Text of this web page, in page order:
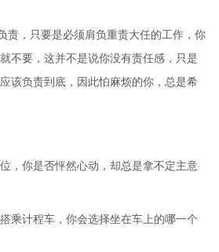
责，只要是必须肩负重责大任的工作，你
不要，这并不是说你没有责任感，只是
该负责到底，因此怕麻烦的你，总是希
，你是否怦然心动，却总是拿不定主意
乘计程车，你会选择坐在车上的哪一个